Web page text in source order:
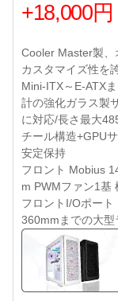
+18,000円
Cooler Master製、
カスタマイズ性を
Mini-ITX～E-ATX
計の強化ガラス製
に対応/長さ最大
チール構造+GPU
安定保持
フロント Mobius
m PWMファン1基
フロントI/Oポート
360mmまでの大